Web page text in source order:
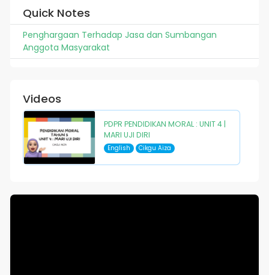
Quick Notes
Penghargaan Terhadap Jasa dan Sumbangan
Anggota Masyarakat
Videos
PDPR PENDIDIKAN MORAL : UNIT 4 |
MARI UJI DIRI
English Cikgu Aiza